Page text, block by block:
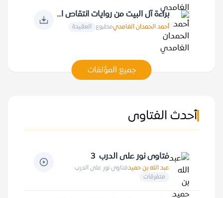
براءة آل البيت من روايات انتقاص الأنبياء والملائكة... ونتقاص أمير المؤمنين علي
أحمد الحمدان الغامديمطبوع العقيدة
جميع المؤلفات
أحدث الفتاوى
فتاوى نور على الدرب 3
عبد الله بن حميدفتاوى نور على الدرب
متفرقات